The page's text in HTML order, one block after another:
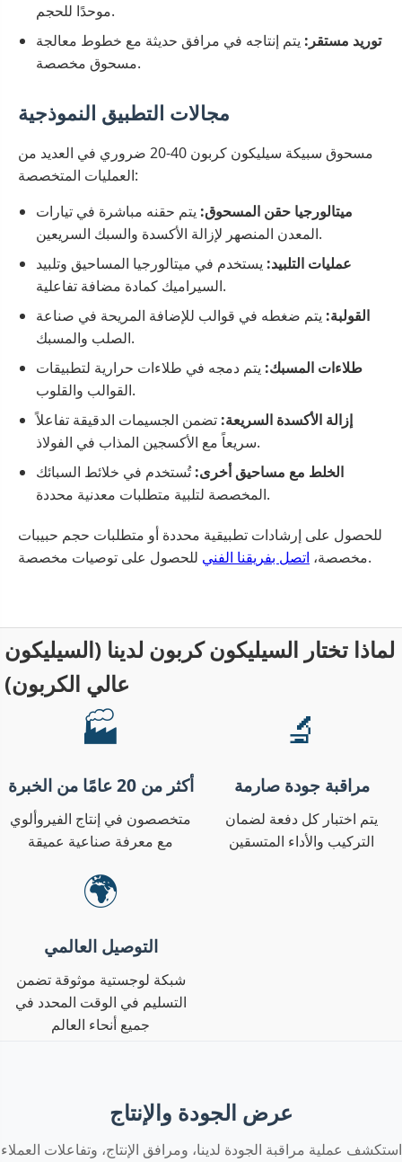
موحدًا للحجم.
توريد مستقر: يتم إنتاجه في مرافق حديثة مع خطوط معالجة
مسحوق مخصصة.
مجالات التطبيق النموذجية
مسحوق سبيكة سيليكون كربون 40-20 ضروري في العديد من
العمليات المتخصصة:
ميتالورجيا حقن المسحوق: يتم حقنه مباشرة في تيارات
المعدن المنصهر لإزالة الأكسدة والسبك السريعين.
عمليات التلبيد: يستخدم في ميتالورجيا المساحيق وتلبيد
السيراميك كمادة مضافة تفاعلية.
القولبة: يتم ضغطه في قوالب للإضافة المريحة في صناعة
الصلب والمسبك.
طلاءات المسبك: يتم دمجه في طلاءات حرارية لتطبيقات
القوالب والقلوب.
إزالة الأكسدة السريعة: تضمن الجسيمات الدقيقة تفاعلاً
سريعاً مع الأكسجين المذاب في الفولاذ.
الخلط مع مساحيق أخرى:تُستخدم في خلائط السبائك
المخصصة لتلبية متطلبات معدنية محددة.
للحصول على إرشادات تطبيقية محددة أو متطلبات حجم حبيبات
مخصصة، اتصل بفريقنا الفني للحصول على توصيات مخصصة.
لماذا تختار السيليكون كربون لدينا (السيليكون
عالي الكربون)
🏭
أكثر من 20 عامًا من الخبرة
متخصصون في إنتاج الفيروألوي
مع معرفة صناعية عميقة
🔬
مراقبة جودة صارمة
يتم اختبار كل دفعة لضمان
التركيب والأداء المتسقين
🌍
التوصيل العالمي
شبكة لوجستية موثوقة تضمن
التسليم في الوقت المحدد في
جميع أنحاء العالم
عرض الجودة والإنتاج
استكشف عملية مراقبة الجودة لدينا، ومرافق الإنتاج، وتفاعلات العملاء